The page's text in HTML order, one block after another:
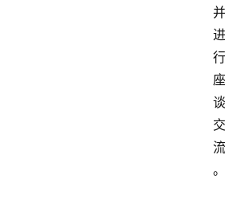
并
进
行
座
谈
交
流
。